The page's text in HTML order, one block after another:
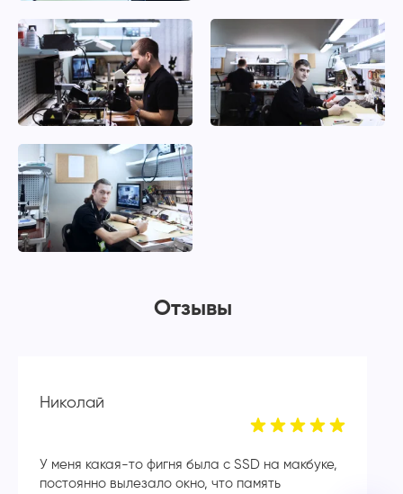
Отзывы
Николай
У меня какая-то фигня была с SSD на макбуке,
постоянно вылезало окно, что память